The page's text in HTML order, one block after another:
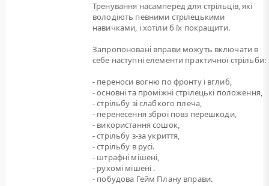
Тренування насамперед для стрільців, які
володіють певними стрілецькими
навичками, і хотіли б їх покращити.
Запропоновані вправи можуть включати в
себе наступні елементи практичної стрільби:
- переноси вогню по фронту і вглиб,
- основні та проміжні стрілецькі положення,
- стрільбу зі слабкого плеча,
- перенесення зброї повз перешкоди,
- використання сошок,
- стрільбу з-за укриття,
- стрільбу в русі.
- штрафні мішені,
- рухомі мішені .
- побудова Гейм Плану вправи.